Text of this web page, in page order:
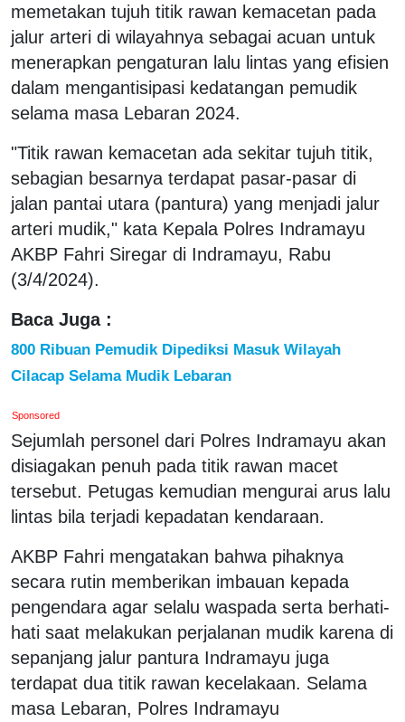
memetakan tujuh titik rawan kemacetan pada
jalur arteri di wilayahnya sebagai acuan untuk
menerapkan pengaturan lalu lintas yang efisien
dalam mengantisipasi kedatangan pemudik
selama masa Lebaran 2024.
"Titik rawan kemacetan ada sekitar tujuh titik,
sebagian besarnya terdapat pasar-pasar di
jalan pantai utara (pantura) yang menjadi jalur
arteri mudik," kata Kepala Polres Indramayu
AKBP Fahri Siregar di Indramayu, Rabu
(3/4/2024).
Baca Juga :
800 Ribuan Pemudik Dipediksi Masuk Wilayah
Cilacap Selama Mudik Lebaran
Sponsored
Sejumlah personel dari Polres Indramayu akan
disiagakan penuh pada titik rawan macet
tersebut. Petugas kemudian mengurai arus lalu
lintas bila terjadi kepadatan kendaraan.
AKBP Fahri mengatakan bahwa pihaknya
secara rutin memberikan imbauan kepada
pengendara agar selalu waspada serta berhati-
hati saat melakukan perjalanan mudik karena di
sepanjang jalur pantura Indramayu juga
terdapat dua titik rawan kecelakaan. Selama
masa Lebaran, Polres Indramayu